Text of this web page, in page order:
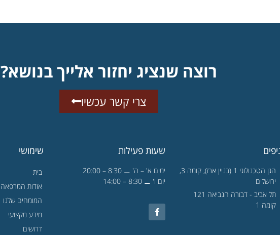
רוצה שנציג יחזור אלייך בנושא?
צרי קשר עכשיו
הגן הטכנולוגי 1 (בניין ארז), קומה 3,
ירושלים
תל אביב - דבורה הנביאה 121
קומה 1
שעות פעילות
ימים א' – ה' ⚊ 8:30 – 20:00
יום ו' ⚊ 8:30 – 14:00
שימושי
בית
אודות המרפאה
המומחים שלנו
מידע מקצועי
דרושים